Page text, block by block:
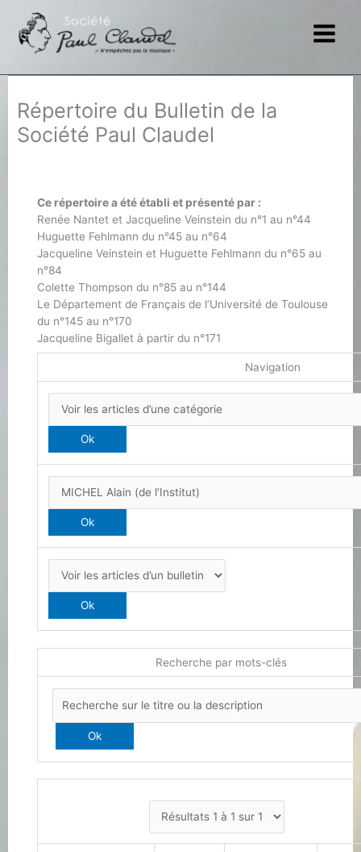
contenu
Répertoire du Bulletin de la
Société Paul Claudel
Ce répertoire a été établi et présenté par :
Renée Nantet et Jacqueline Veinstein du n°1 au n°44
Huguette Fehlmann du n°45 au n°64
Jacqueline Veinstein et Huguette Fehlmann du n°65 au
n°84
Colette Thompson du n°85 au n°144
Le Département de Français de l’Université de Toulouse
du n°145 au n°170
Jacqueline Bigallet à partir du n°171
Navigation
Recherche par mots-clés